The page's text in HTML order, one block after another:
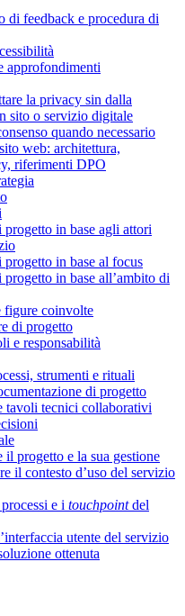
di feedback e procedura di
approfondimenti
la privacy sin dalla
sito o servizio digitale
quando necessario
web: architettura,
riferimenti DPO
in base agli attori
in base al focus
in base all’ambito di
figure coinvolte
di progetto
e responsabilità
strumenti e rituali
di progetto
tavoli tecnici collaborativi
il progetto e la sua gestione
il contesto d’uso del servizio
e i touchpointdel
utente del servizio
ottenuta